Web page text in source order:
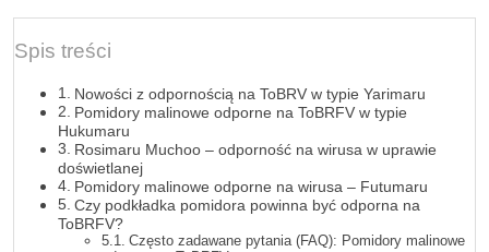
Spis treści
Nowości z odpornością na ToBRV w typie Yarimaru
Pomidory malinowe odporne na ToBRFV w typie
Hukumaru
Rosimaru Muchoo – odporność na wirusa w uprawie
doświetlanej
Pomidory malinowe odporne na wirusa – Futumaru
Czy podkładka pomidora powinna być odporna na
ToBRFV?
Często zadawane pytania (FAQ): Pomidory malinowe